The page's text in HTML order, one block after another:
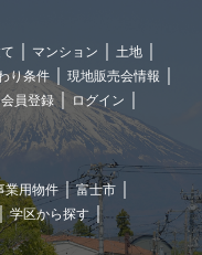
マンション
土地
り条件
現地販売会情報
会員登録
ログイン
業用物件
富士市
学区から探す